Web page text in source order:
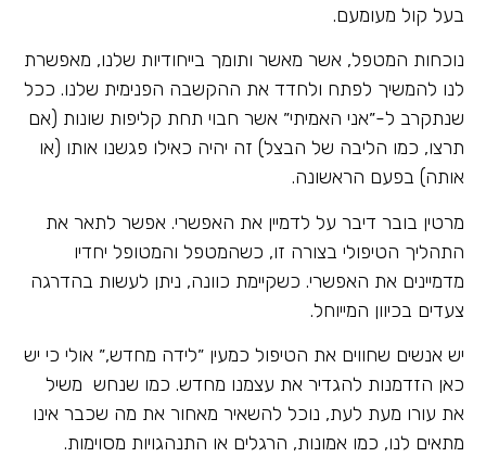
בעל קול מעומעם.
נוכחות המטפל, אשר מאשר ותומך בייחודיות שלנו, מאפשרת
לנו להמשיך לפתח ולחדד את ההקשבה הפנימית שלנו. ככל
שנתקרב ל-״אני האמיתי״ אשר חבוי תחת קליפות שונות (אם
תרצו, כמו הליבה של הבצל) זה יהיה כאילו פגשנו אותו (או
אותה) בפעם הראשונה.
מרטין בובר דיבר על לדמיין את האפשרי. אפשר לתאר את
התהליך הטיפולי בצורה זו, כשהמטפל והמטופל יחדיו
מדמיינים את האפשרי. כשקיימת כוונה, ניתן לעשות בהדרגה
צעדים בכיוון המייוחל.
יש אנשים שחווים את הטיפול כמעין ״לידה מחדש,״ אולי כי יש
כאן הזדמנות להגדיר את עצמנו מחדש. כמו שנחש משיל
את עורו מעת לעת, נוכל להשאיר מאחור את מה שכבר אינו
מתאים לנו, כמו אמונות, הרגלים או התנהגויות מסוימות.